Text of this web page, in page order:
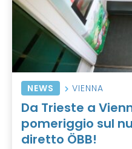
NEWS VIENNA
Da Trieste a
pomeriggio sul
diretto ÖBB!